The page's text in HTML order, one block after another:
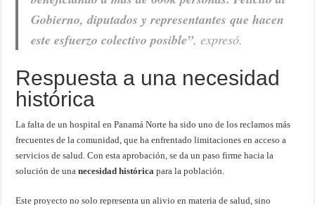
Gobierno, diputados y representantes que hacen
este esfuerzo colectivo posible”, expresó.
Respuesta a una necesidad
histórica
La falta de un hospital en Panamá Norte ha sido uno de los reclamos más
frecuentes de la comunidad, que ha enfrentado limitaciones en acceso a
servicios de salud. Con esta aprobación, se da un paso firme hacia la
solución de unanecesidad histórica para la población.
Este proyecto no solo representa un alivio en materia de salud, sino